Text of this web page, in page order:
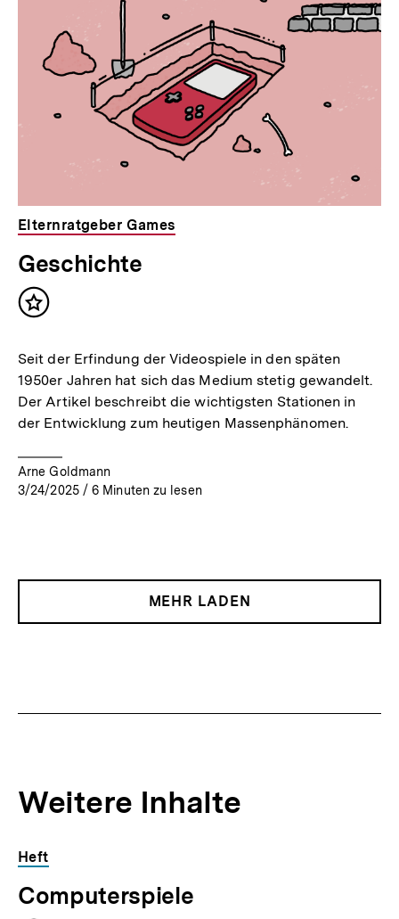
Elternratgeber Games
Geschichte
Inhalt
Seit der Erfindung der Videospiele in den späten
1950er Jahren hat sich das Medium stetig gewandelt.
Der Artikel beschreibt die wichtigsten Stationen in
der Entwicklung zum heutigen Massenphänomen.
Arne Goldmann
3/24/2025 / 6 Minuten zu lesen
MEHR LADEN
Weitere Inhalte
Inhaltskarousell
für
weitere
Inhalte
Inhaltskarussell
überspringen
Heft
Computerspiele